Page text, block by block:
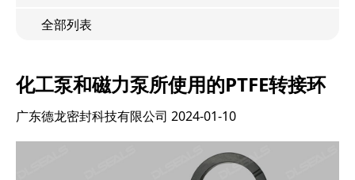
全部列表
化工泵和磁力泵所使用的PTFE转接环
广东德龙密封科技有限公司 2024-01-10